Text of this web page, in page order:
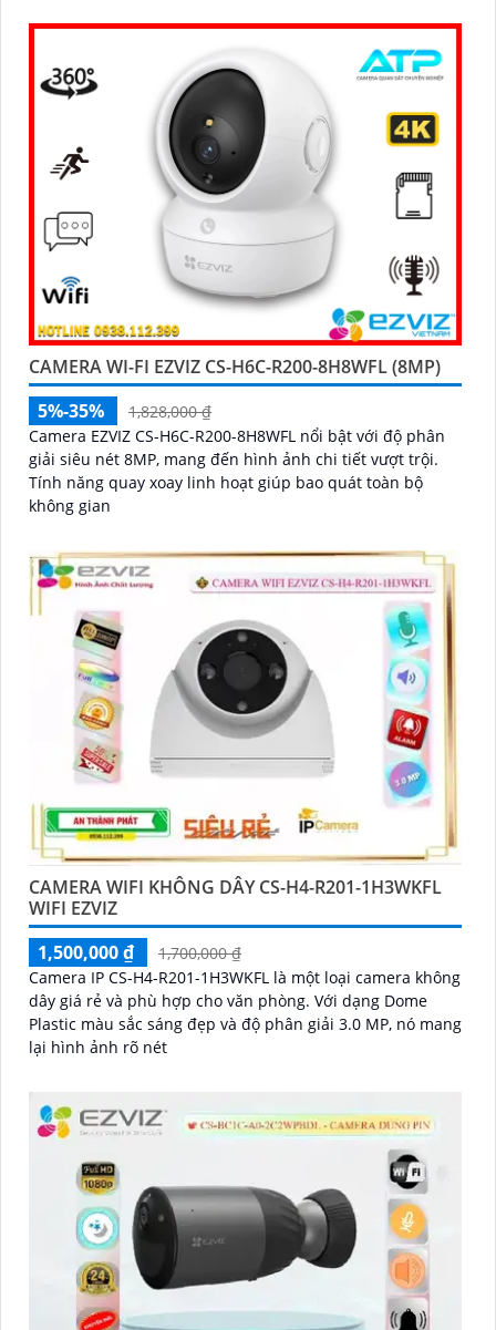
CAMERA WI-FI EZVIZ CS-H6C-R200-8H8WFL (8MP)
5%-35%
1,828,000 ₫
Camera EZVIZ CS-H6C-R200-8H8WFL nổi bật với độ phân
giải siêu nét 8MP, mang đến hình ảnh chi tiết vượt trội.
Tính năng quay xoay linh hoạt giúp bao quát toàn bộ
không gian
CAMERA WIFI KHÔNG DÂY CS-H4-R201-1H3WKFL
WIFI EZVIZ
1,500,000 ₫
1,700,000 ₫
Camera IP CS-H4-R201-1H3WKFL là một loại camera không
dây giá rẻ và phù hợp cho văn phòng. Với dạng Dome
Plastic màu sắc sáng đẹp và độ phân giải 3.0 MP, nó mang
lại hình ảnh rõ nét